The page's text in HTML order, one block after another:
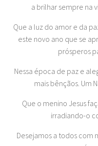
a brilhar sempre na
Que a luz do amor e da
este novo ano que se
prósperos
Nessa época de paz e
mais bênçãos. Um
Que o menino Jesus
irradiando-o
Desejamos a todos com